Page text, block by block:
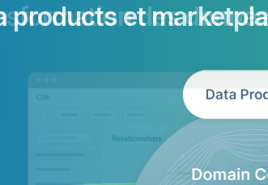
products et